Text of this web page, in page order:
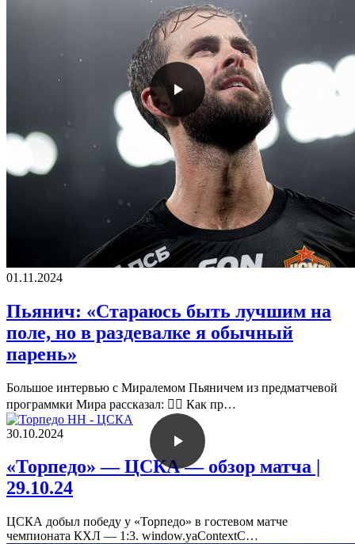
01.11.2024
Пьянич: «Стараюсь быть лучшим на
поле, но в раздевалке я обычный
парень»
Большое интервью с Миралемом Пьяничем из предматчевой
программки Мира рассказал: 🏋️‍♂️ Как пр…
30.10.2024
«Торпедо» — ЦСКА — обзор матча |
29.10.24
ЦСКА добыл победу у «Торпедо» в гостевом матче
чемпионата КХЛ — 1:3. window.yaContextC…